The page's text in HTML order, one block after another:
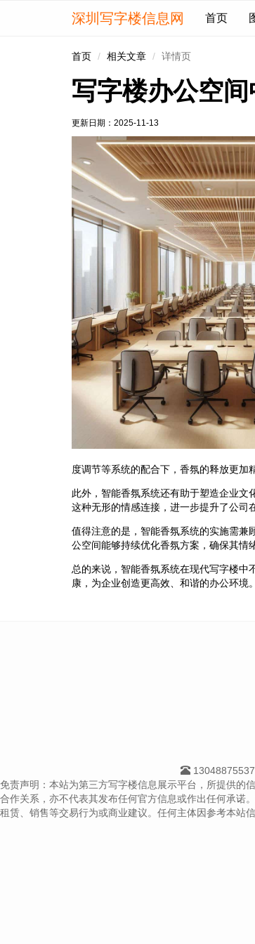
深圳写字楼信息网 首页
首页 相关文章 详情页
写字楼办公空
更新日期： 2025-11-13
度调节等系统的配合下，香氛的释放更加
此外，智能香氛系统还有助于塑造企业文
这种无形的情感连接，进一步提升了公司
值得注意的是，智能香氛系统的实施需兼
公空间能够持续优化香氛方案，确保其情
总的来说，智能香氛系统在现代写字楼
康，为企业创造更高效、和谐的办公环境
13048875537
免责声明：本站为第三方写字楼信息展示平台，所提供的
合作关系，亦不代表其发布任何官方信息或作出任何承诺
租赁、销售等交易行为或商业建议。任何主体因参考本站